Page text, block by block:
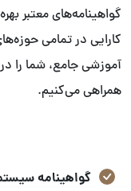
گواهینامه‌های معتبر
کارایی در تمامی
آموزشی جامع، شما را در
همراهی می‌کنیم.
گواهینامه